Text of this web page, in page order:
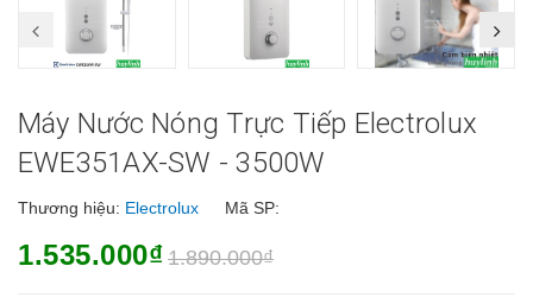
Máy Nước Nóng Trực Tiếp Electrolux
EWE351AX-SW - 3500W
Thương hiệu: Electrolux Mã SP:
1.535.000₫ 1.890.000₫